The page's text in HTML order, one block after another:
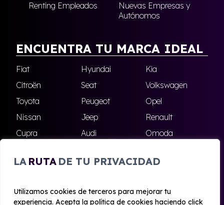
LA RUTA DE TU PRIVACIDAD
Utilizamos cookies de terceros para mejorar tu
experiencia. Acepta la política de cookies haciendo click
Renting Empleados
Nuevas Empresas y
Autónomos
ENCUENTRA TU MARCA IDEAL
Fiat Hyundai
Kia
Citroën
Seat
Volkswagen
Toyota
Peugeot
Opel
Nissan
Jeep
Renault
Cupra
Audi
Omoda
Skoda
Ford Todas las marcas